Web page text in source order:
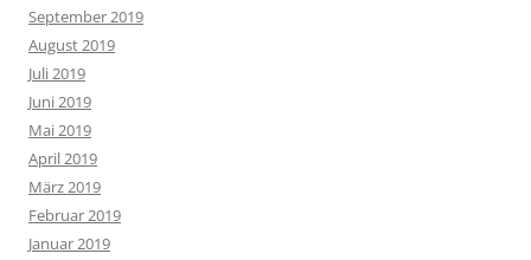
September 2019
August 2019
Juli 2019
Juni 2019
Mai 2019
April 2019
März 2019
Februar 2019
Januar 2019